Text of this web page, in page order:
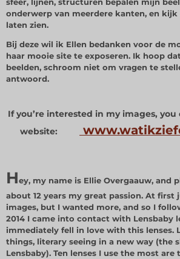
sfeer, lijnen, structuren bepalen mijn
onderwerp van meerdere kanten, en
laten zien.
Bij deze wil ik Ellen bedanken voor de
haar mooie site te exposeren. Ik hoop
beelden, schroom niet om vragen te
antwoord.
If you’re interested in my images, you
website:
Hey, my name is Ellie Overgaauw, and
about 12 years my great passion. At first
images, but I wanted more, and so I
2014 I came into contact with Lensbaby
immediately fell in love with this lenses.
things, literary seeing in a new way (the
Lensbaby). Ten lenses I use the most are